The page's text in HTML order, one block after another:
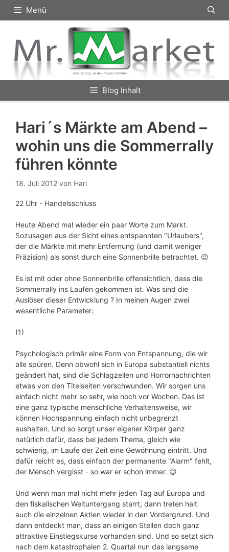
Inhalt
Menü
Blog Inhalt
Hari´s Märkte am Abend –
wohin uns die Sommerrally
führen könnte
18. Juli 2012 von Hari
22 Uhr - Handelsschluss
Heute Abend mal wieder ein paar Worte zum Markt.
Sozusagen aus der Sicht eines entspannten "Urlaubers",
der die Märkte mit mehr Entfernung (und damit weniger
Präzision) als sonst durch eine Sonnenbrille betrachtet. 😉
Es ist mit oder ohne Sonnenbrille offensichtlich, dass die
Sommerrally ins Laufen gekommen ist. Was sind die
Auslöser dieser Entwicklung ? In meinen Augen zwei
wesentliche Parameter:
(1)
Psychologisch primär eine Form von Entspannung, die wir
alle spüren. Denn obwohl sich in Europa substantiell nichts
geändert hat, sind die Schlagzeilen und Horrornachrichten
etwas von den Titelseiten verschwunden. Wir sorgen uns
einfach nicht mehr so sehr, wie noch vor Wochen. Das ist
eine ganz typische menschliche Verhaltensweise, wir
können Hochspannung einfach nicht unbegrenzt
aushalten. Und so sorgt unser eigener Körper ganz
natürlich dafür, dass bei jedem Thema, gleich wie
schwierig, im Laufe der Zeit eine Gewöhnung eintritt. Und
dafür reicht es, dass einfach der permanente "Alarm" fehlt,
der Mensch vergisst - so war er schon immer. 😉
Und wenn man mal nicht mehr jeden Tag auf Europa und
den fiskalischen Weltuntergang starrt, dann treten halt
auch die einzelnen Aktien wieder in den Vordergrund. Und
dann entdeckt man, dass an einigen Stellen doch ganz
attraktive Einstiegskurse vorhanden sind. Und so setzt sich
nach dem katastrophalen 2. Quartal nun das langsame